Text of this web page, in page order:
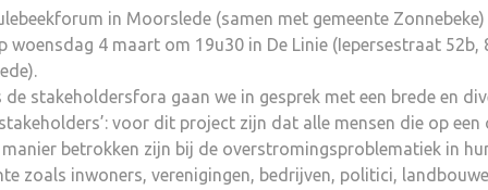
in Moorslede (samen met gemeente
woensdag 4 maart om 19u30 in De Linie (Iepersestraat 52b,
de stakeholdersfora gaan we in gesprek met een brede en
voor dit project zijn dat alle mensen die op een
manier betrokken zijn bij de overstromingsproblematiek in
zoals inwoners, verenigingen, bedrijven, politici,